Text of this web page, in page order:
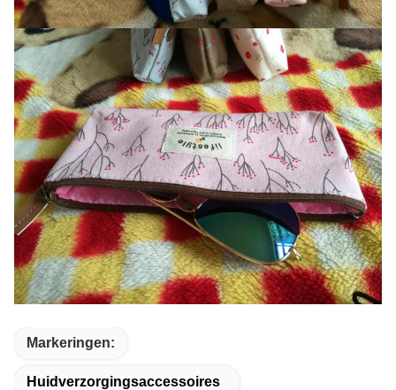
Markeringen:
Huidverzorgingsaccessoires